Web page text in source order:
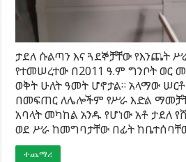
ታደለ ሱልጣን እና ጓደኞቻቸው የእንጨት
የተመሠረተው በ2011 ዓ.ም ግንቦት ወር
ወቅት ሁለት ዓመት ሆኖታል። አላማው
በመፍጠር ለሌሎችም የሥራ እድል
አባላት መካከል አንዱ የሆነው አቶ ታደለ
ወደ ሥራ ከመግባታቸው በፊት
ተጨማሪ